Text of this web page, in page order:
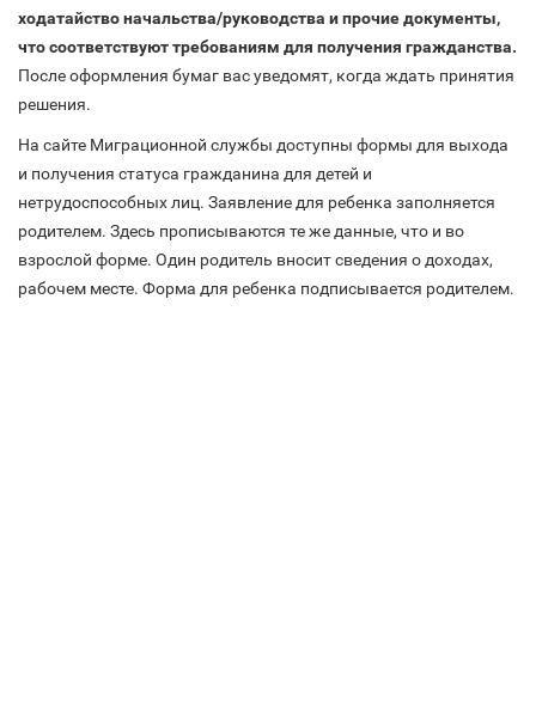
ходатайство начальства/руководства и прочие документы,
что соответствуют требованиям для получения гражданства.
После оформления бумаг вас уведомят, когда ждать принятия
решения.
На сайте Миграционной службы доступны формы для выхода
и получения статуса гражданина для детей и
нетрудоспособных лиц. Заявление для ребенка заполняется
родителем. Здесь прописываются те же данные, что и во
взрослой форме. Один родитель вносит сведения о доходах,
рабочем месте. Форма для ребенка подписывается родителем.